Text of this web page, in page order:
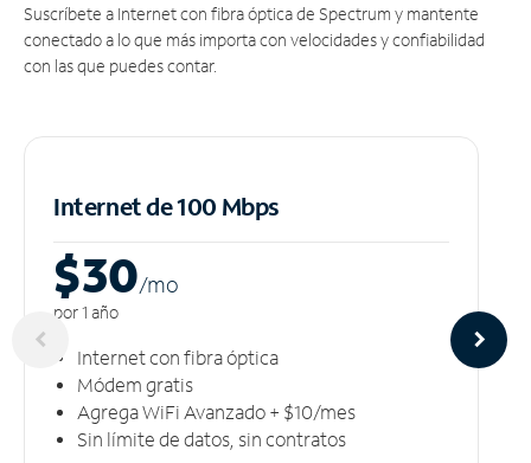
Suscríbete a Internet con fibra óptica de Spectrum y mantente
conectado a lo que más importa con velocidades y confiabilidad
con las que puedes contar.
Internet de 100 Mbps
$30/mo
por 1 año
Internet con fibra óptica
Módem gratis
Agrega WiFi Avanzado + $10/mes
Sin límite de datos, sin contratos